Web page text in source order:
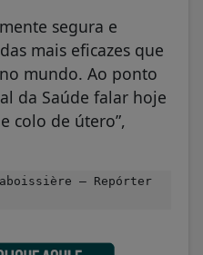
segura e
mais eficazes que
mundo. Ao ponto
da Saúde falar hoje
colo de útero”,
– Repórter